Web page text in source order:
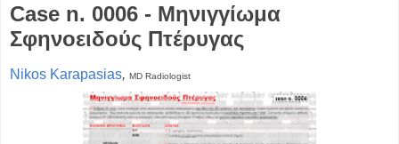
Case n. 0006 - Μηνιγγίωμα
Σφηνοειδούς Πτέρυγας
Nikos Karapasias, MD Radiologist